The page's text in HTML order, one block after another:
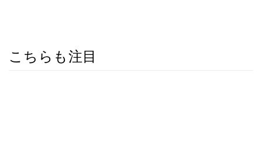
こちらも注目